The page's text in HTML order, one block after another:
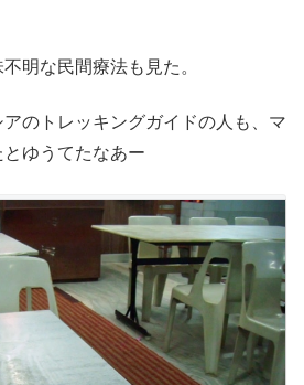
明な民間療法も見た。
のトレッキングガイドの人も、マ
ゆうてたなあー